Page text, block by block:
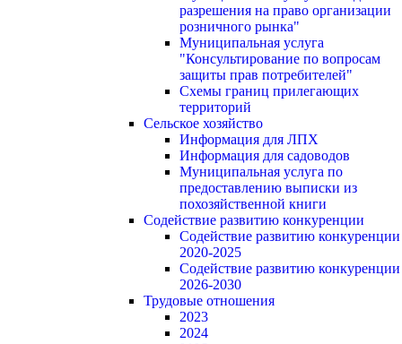
разрешения на право организации
розничного рынка"
Муниципальная услуга
"Консультирование по вопросам
защиты прав потребителей"
Схемы границ прилегающих
территорий
Сельское хозяйство
Информация для ЛПХ
Информация для садоводов
Муниципальная услуга по
предоставлению выписки из
похозяйственной книги
Содействие развитию конкуренции
Содействие развитию конкуренции
2020-2025
Содействие развитию конкуренции
2026-2030
Трудовые отношения
2023
2024